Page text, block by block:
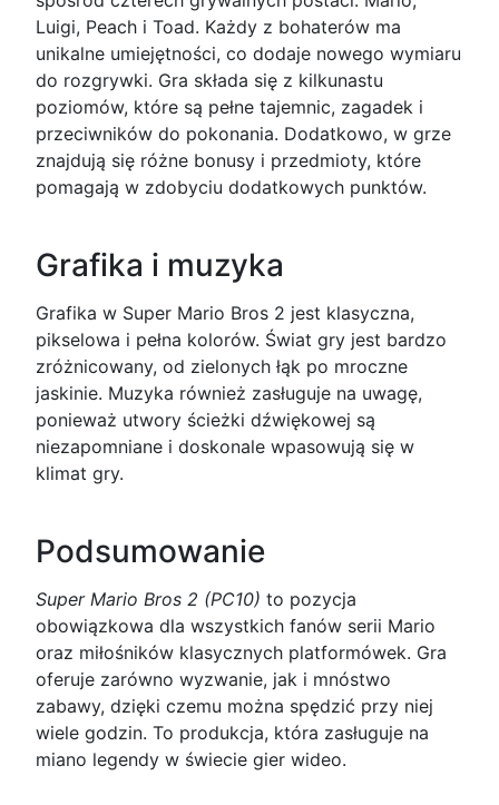
Luigi, Peach i Toad. Każdy z bohaterów ma
unikalne umiejętności, co dodaje nowego wymiaru
do rozgrywki. Gra składa się z kilkunastu
poziomów, które są pełne tajemnic, zagadek i
przeciwników do pokonania. Dodatkowo, w grze
znajdują się różne bonusy i przedmioty, które
pomagają w zdobyciu dodatkowych punktów.
Grafika i muzyka
Grafika w Super Mario Bros 2 jest klasyczna,
pikselowa i pełna kolorów. Świat gry jest bardzo
zróżnicowany, od zielonych łąk po mroczne
jaskinie. Muzyka również zasługuje na uwagę,
ponieważ utwory ścieżki dźwiękowej są
niezapomniane i doskonale wpasowują się w
klimat gry.
Podsumowanie
Super Mario Bros 2 (PC10) to pozycja
obowiązkowa dla wszystkich fanów serii Mario
oraz miłośników klasycznych platformówek. Gra
oferuje zarówno wyzwanie, jak i mnóstwo
zabawy, dzięki czemu można spędzić przy niej
wiele godzin. To produkcja, która zasługuje na
miano legendy w świecie gier wideo.